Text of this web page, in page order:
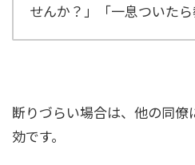
せんか？」「一息ついたら
断りづらい場合は、他の同僚
効です。